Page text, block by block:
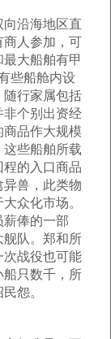
沿海地区直
商人参加，可
大船舶有甲
些船舱内设
随行家属包括
非个别出资经
品作大规模
些船舶所载
的入口商品
兽，此类物
众化市场。
薪俸的一部
舰队。郑和所
次战役也可能
船只数千，所
怨。